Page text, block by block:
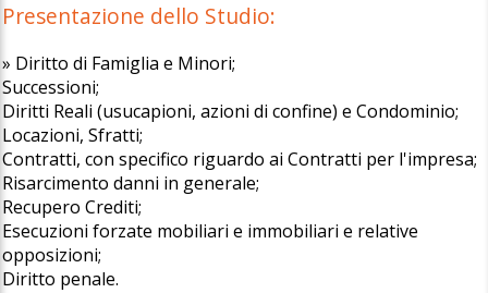
Presentazione dello Studio:
» Diritto di Famiglia e Minori;
Successioni;
Diritti Reali (usucapioni, azioni di confine) e Condominio;
Locazioni, Sfratti;
Contratti, con specifico riguardo ai Contratti per l'impresa;
Risarcimento danni in generale;
Recupero Crediti;
Esecuzioni forzate mobiliari e immobiliari e relative
opposizioni;
Diritto penale.